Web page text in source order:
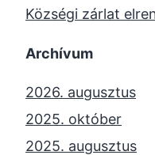
Községi zárlat
Archívum
2026. augusztus
2025. október
2025. augusztus